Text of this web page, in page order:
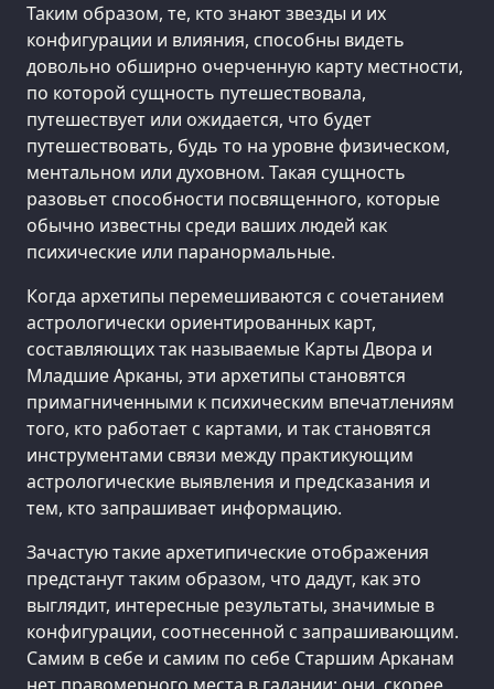
Таким образом, те, кто знают звезды и их
конфигурации и влияния, способны видеть
довольно обширно очерченную карту местности,
по которой сущность путешествовала,
путешествует или ожидается, что будет
путешествовать, будь то на уровне физическом,
ментальном или духовном. Такая сущность
разовьет способности посвященного, которые
обычно известны среди ваших людей как
психические или паранормальные.
Когда архетипы перемешиваются с сочетанием
астрологически ориентированных карт,
составляющих так называемые Карты Двора и
Младшие Арканы, эти архетипы становятся
примагниченными к психическим впечатлениям
того, кто работает с картами, и так становятся
инструментами связи между практикующим
астрологические выявления и предсказания и
тем, кто запрашивает информацию.
Зачастую такие архетипические отображения
предстанут таким образом, что дадут, как это
выглядит, интересные результаты, значимые в
конфигурации, соотнесенной с запрашивающим.
Самим в себе и самим по себе Старшим Арканам